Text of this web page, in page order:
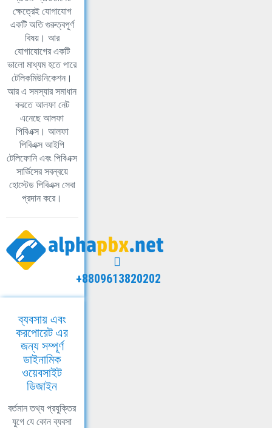
ক্ষেত্রেই যোগাযোগ
একটি অতি গুরুত্বপূর্ণ
বিষয়। আর
যোগাযোগের একটি
ভালো মাধ্যম হতে পারে
টেলিকমিউনিকেশন।
আর এ সমস্যার সমাধান
করতে আলফা নেট
এনেছে আলফা
পিবিএক্স। আলফা
পিবিএক্স আইপি
টেলিফোনি এবং পিবিএক্স
সার্ভিসের সবন্বয়ে
হোস্টেড পিবিএক্স সেবা
প্রদান করে।
+8809613820202
ব্যবসায় এবং
করপোরেট এর
জন্য সম্পূর্ণ
ডাইনামিক
ওয়েবসাইট
ডিজাইন
বর্তমান তথ্য প্রযুক্তির
যুগে যে কোন ব্যবসা